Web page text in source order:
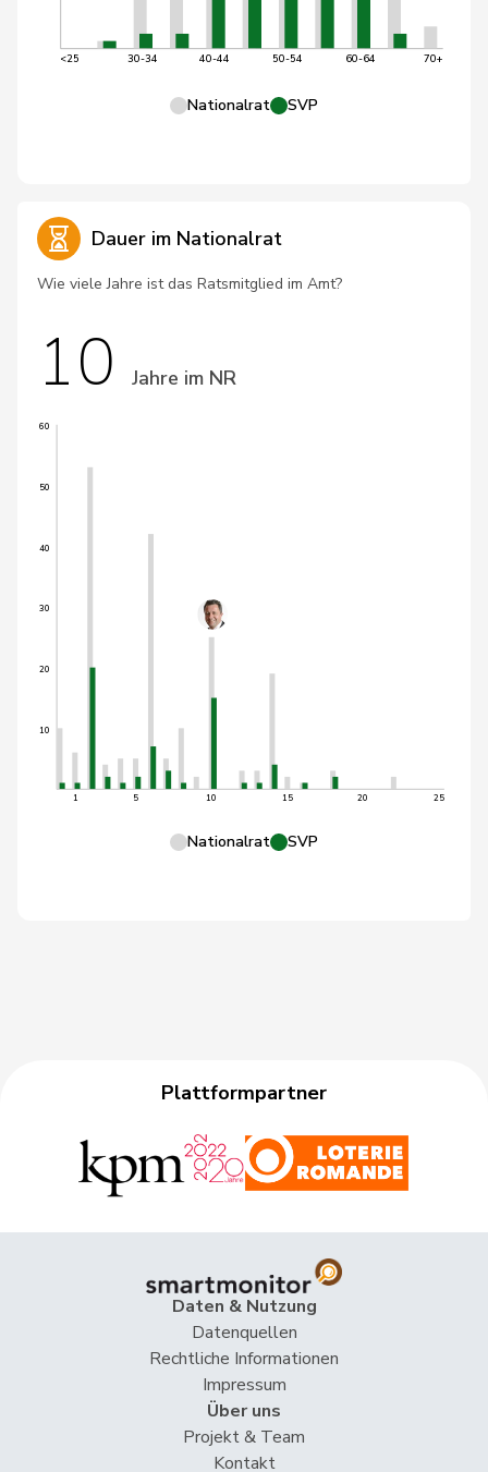
<25 30-34 40-44 50-54 60-64 70+
Nationalrat SVP
Dauer im Nationalrat
Wie viele Jahre ist das Ratsmitglied im Amt?
10 Jahre im NR
10
20
30
40
50
60
1 5 10 15 20 25
Nationalrat SVP
Plattformpartner
Daten & Nutzung
Datenquellen
Rechtliche Informationen
Impressum
Über uns
Projekt & Team
Kontakt